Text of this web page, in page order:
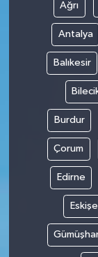
Ağrı
Antalya
Balıkesir
Burdur
Çorum
Edirne